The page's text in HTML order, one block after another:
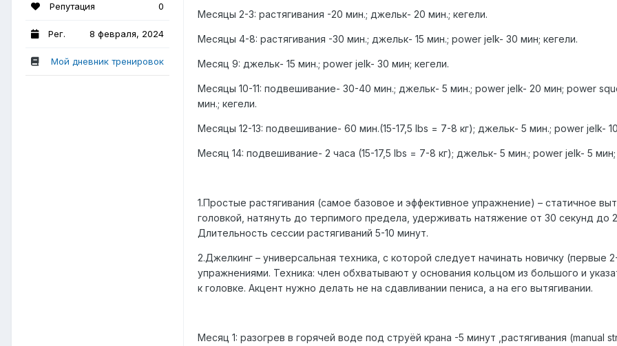
Репутация 0
Рег. 8 февраля, 2024
Мой дневник тренировок
Месяцы 2-3: растягивания -20 мин.; джельк- 20 мин.; кегели.
Месяцы 4-8: растягивания -30 мин.; джельк- 15 мин.; power jelk- 30 мин; кегели.
Месяц 9: джельк- 15 мин.; power jelk- 30 мин; кегели.
Месяцы 10-11: подвешивание- 30-40 мин.; джельк- 5 мин.; power jelk- 20 мин; power
мин.; кегели.
Месяцы 12-13: подвешивание- 60 мин.(15-17,5 lbs = 7-8 кг); джельк- 5 мин.; power jelk-
Месяц 14: подвешивание- 2 часа (15-17,5 lbs = 7-8 кг); джельк- 5 мин.; power jelk- 5
1.Простые растягивания (самое базовое и эффективное упражнение) – статичное
головкой, натянуть до терпимого предела, удерживать натяжение от 30 секунд до
Длительность сессии растягиваний 5-10 минут.
2.Джелкинг – универсальная техника, с которой следует начинать новичку
упражнениями. Техника: член обхватывают у основания кольцом из большого и
к головке. Акцент нужно делать не на сдавливании пениса, а на его вытягивании.
Месяц 1: разогрев в горячей воде под струёй крана -5 минут ,растягивания (manual